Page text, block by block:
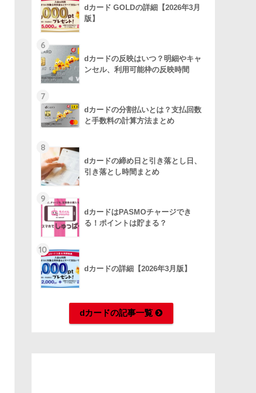
dカード GOLDの詳細【2026年3月
版】
6
dカードの反映はいつ？明細やキャ
ンセル、利用可能枠の反映時間
7
dカードの分割払いとは？支払回数
と手数料の計算方法まとめ
8
dカードの締め日と引き落とし日、
引き落とし時間まとめ
9
dカードはPASMOチャージでき
る！ポイントは貯まる？
10
dカードの詳細【2026年3月版】
dカードの記事一覧